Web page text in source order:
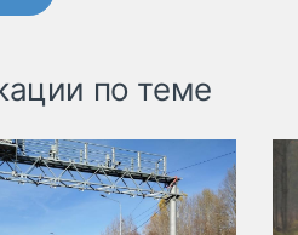
по теме